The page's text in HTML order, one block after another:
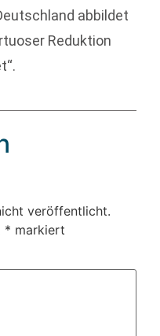
abbildet
Reduktion
veröffentlicht.
* markiert